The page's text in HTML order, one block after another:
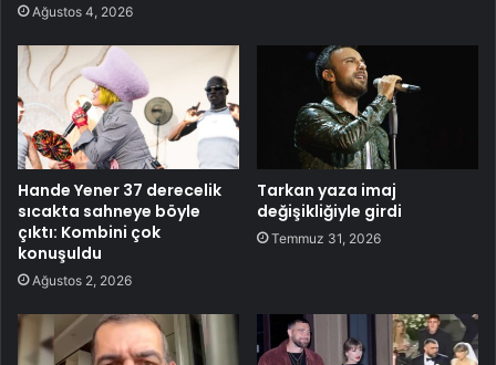
Ağustos 4, 2026
Hande Yener 37 derecelik
sıcakta sahneye böyle
çıktı: Kombini çok
konuşuldu
Ağustos 2, 2026
Tarkan yaza imaj
değişikliğiyle girdi
Temmuz 31, 2026